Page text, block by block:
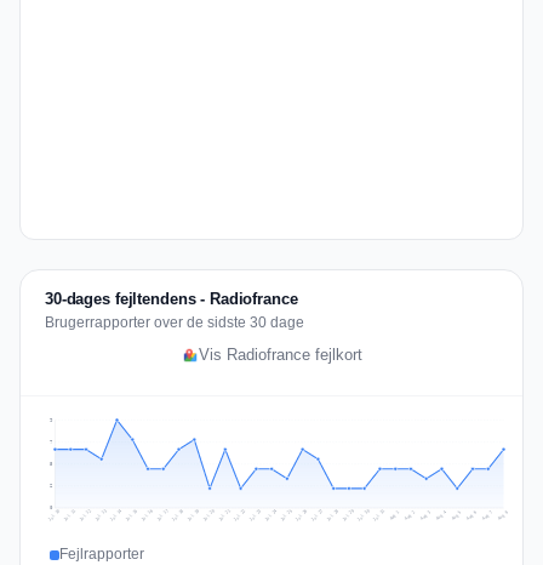
30-dages fejltendens - Radiofrance
Brugerrapporter over de sidste 30 dage
Vis Radiofrance fejlkort
2
5
7
9
Jul 10 Jul 11 Jul 12 Jul 13 Jul 14 Jul 15 Jul 16 Jul 17 Jul 18 Jul 19 Jul 20 Jul 21 Jul 22 Jul 23 Jul 24 Jul 25 Jul 26 Jul 27 Jul 28 Jul 29 Jul 30 Jul 31 Aug 1 Aug 2 Aug 3 Aug 4 Aug 5 Aug 6 Aug 7 Aug 8
Fejlrapporter